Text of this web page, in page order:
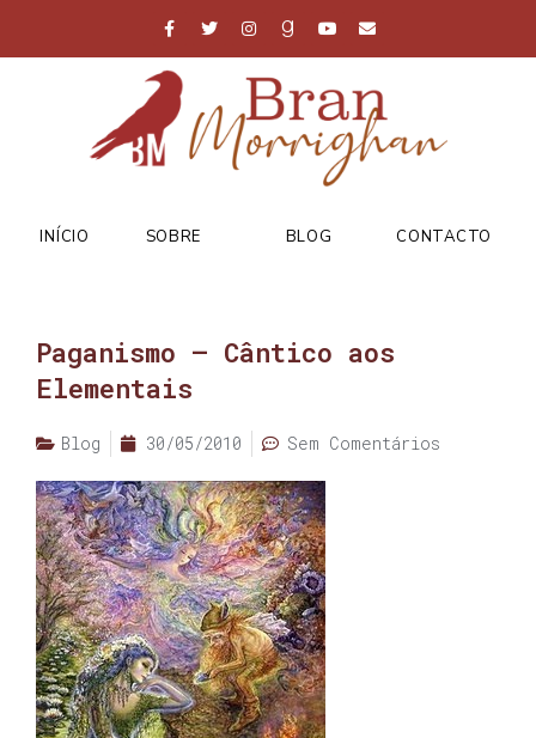
INÍCIO SOBRE BLOG CONTACTO
Paganismo – Cântico aos
Elementais
Blog 30/05/2010 Sem Comentários